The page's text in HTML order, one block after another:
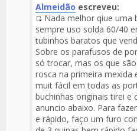
Almeidão escreveu:
Fuente
del
Mensaje
Nada melhor qiue uma
sempre uso solda 60/40
tubinhos baratos que
Sobre os parafusos de
só trocar, mas os que
rosca na primeira mexida
muit fácil em todas as
buchinhas originais tirei e
anuncio abaixo. Para
e rápido, faço um furo